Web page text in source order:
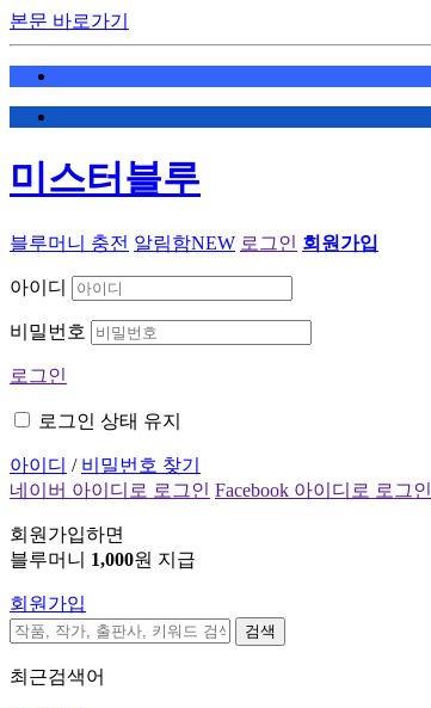
본문 바로가기
미스터블루
블루머니 충전 알림함NEW 로그인 회원가입
아이디
비밀번호
로그인
로그인 상태 유지
아이디 / 비밀번호 찾기
네이버 아이디로 로그인 Facebook 아이디로 로그인
회원가입하면
블루머니 1,000원 지급
회원가입
검색
최근검색어